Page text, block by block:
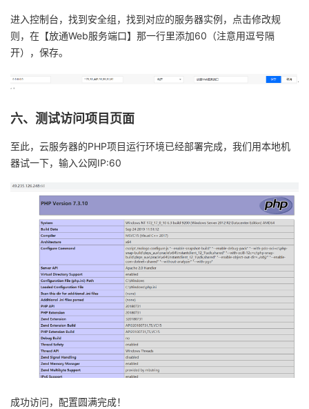
进入控制台，找到安全组，找到对应的服务器实例，点击修改规
则，在【放通Web服务端口】那一行里添加60 （注意用逗号隔
开），保存。
六、测试访问项目页面
至此， 云服务器的PHP项目运行环境已经部署完成，我们用本地机
器试一下，输入公网IP:60
成功访问，配置圆满完成！